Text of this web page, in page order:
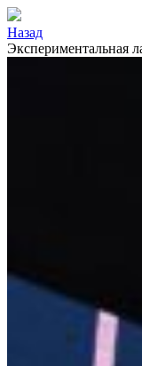
Назад
Экспериментальная